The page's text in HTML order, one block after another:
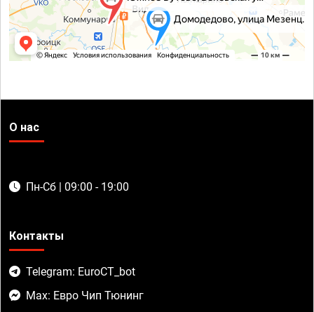
О нас
Пн-Сб | 09:00 - 19:00
Контакты
Telegram: EuroCT_bot
Max: Евро Чип Тюнинг